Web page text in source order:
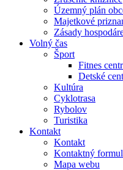
Územný plán
Majetkové
Zásady
Volný čas
Šport
Fitnes
Detské
Kultúra
Cyklotrasa
Rybolov
Turistika
Kontakt
Kontakt
Kontaktný
Mapa webu